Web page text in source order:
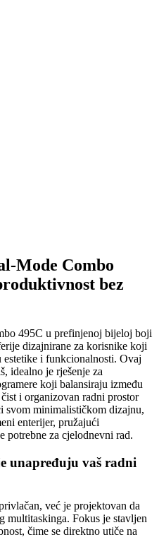
Mode Combo
bez
495C u prefinjenoj bijeloj boji
dizajnirane za korisnike koji
estetike i funkcionalnosti. Ovaj
idealno je rješenje za
koji balansiraju između
i organizovan radni prostor
svom minimalističkom dizajnu,
enterijer, pružajući
potrebne za cjelodnevni rad.
unapređuju vaš radni
već je projektovan da
multitaskinga. Fokus je stavljen
čime se direktno utiče na